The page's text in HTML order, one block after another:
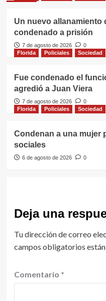
Un nuevo allanamiento
condenado a prisión
7 de agosto de 2026
0
Florida
Policiales Sociedad
Fue condenado el
agredió a Juan Viera
7 de agosto de 2026
0
Florida
Policiales Sociedad
Condenan a una mujer
sociales
6 de agosto de 2026 0
Deja una
Tu dirección de correo
campos obligatorios
Comentario *